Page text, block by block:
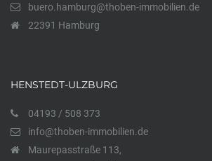
buero.hamburg@thoben-immobilien.de
22391 Hamburg
HENSTEDT-ULZBURG
04193 / 508 373
info@thoben-immobilien.de
Maurepasstraße 113,